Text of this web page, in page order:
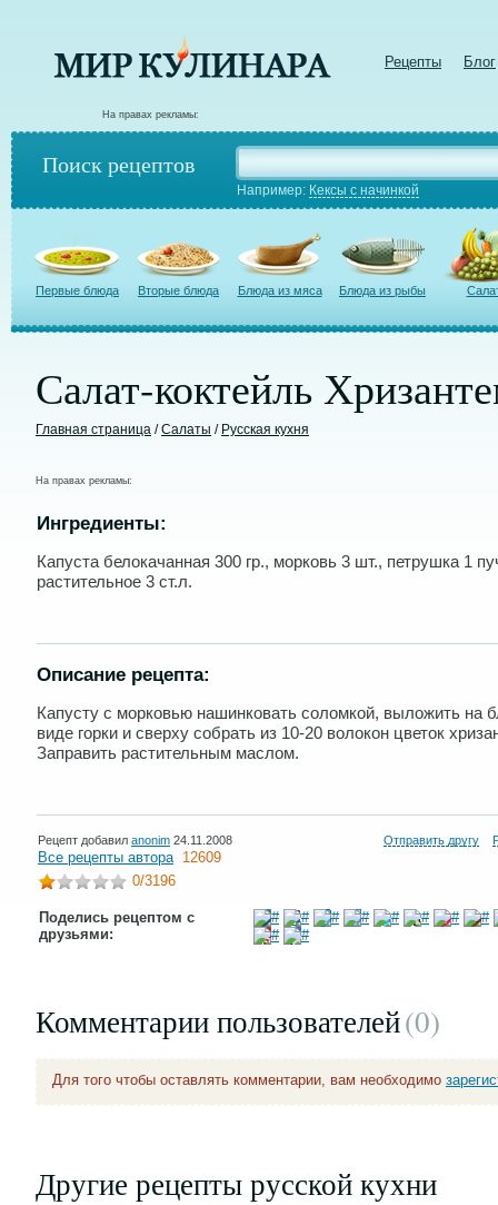
Рецепты Блог
На правах рекламы:
Поиск рецептов
Например: Кексы с начинкой
Первые блюда Вторые блюда Блюда из мяса Блюда из рыбы
Салат-коктейль
Главная страница /Салаты / Русская кухня
На правах рекламы:
Ингредиенты:
Капуста белокачанная 300 гр., морковь 3 шт., петрушка 1
растительное 3 ст.л.
Описание рецепта:
Капусту с морковью нашинковать соломкой, выложить на
виде горки и сверху собрать из 10-20 волокон цветок
Заправить растительным маслом.
Рецепт добавил anonim 24.11.2008 Отправить другу
Все рецепты автора 12609
0/3196
Поделись рецептом с
друзьями:
Комментарии пользователей(0)
Для того чтобы оставлять комментарии, вам необходимо
Другие рецепты русской кухни